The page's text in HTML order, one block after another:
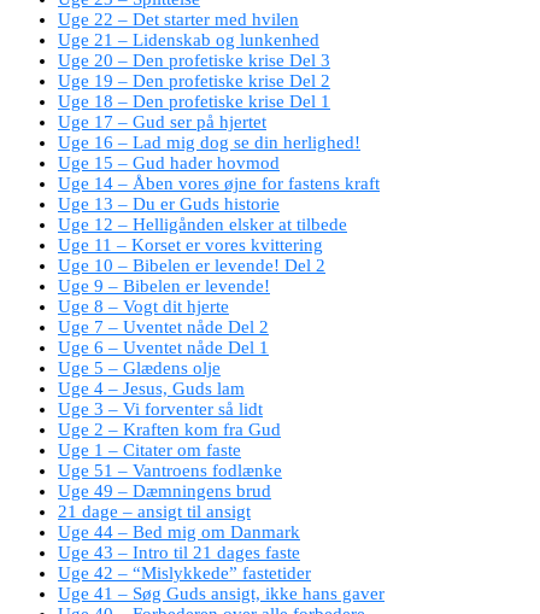
Uge 22 – Det starter med hvilen
Uge 21 – Lidenskab og lunkenhed
Uge 20 – Den profetiske krise Del 3
Uge 19 – Den profetiske krise Del 2
Uge 18 – Den profetiske krise Del 1
Uge 17 – Gud ser på hjertet
Uge 16 – Lad mig dog se din herlighed!
Uge 15 – Gud hader hovmod
Uge 14 – Åben vores øjne for fastens kraft
Uge 13 – Du er Guds historie
Uge 12 – Helligånden elsker at tilbede
Uge 11 – Korset er vores kvittering
Uge 10 – Bibelen er levende! Del 2
Uge 9 – Bibelen er levende!
Uge 8 – Vogt dit hjerte
Uge 7 – Uventet nåde Del 2
Uge 6 – Uventet nåde Del 1
Uge 5 – Glædens olje
Uge 4 – Jesus, Guds lam
Uge 3 – Vi forventer så lidt
Uge 2 – Kraften kom fra Gud
Uge 1 – Citater om faste
Uge 51 – Vantroens fodlænke
Uge 49 – Dæmningens brud
21 dage – ansigt til ansigt
Uge 44 – Bed mig om Danmark
Uge 43 – Intro til 21 dages faste
Uge 42 – “Mislykkede” fastetider
Uge 41 – Søg Guds ansigt, ikke hans gaver